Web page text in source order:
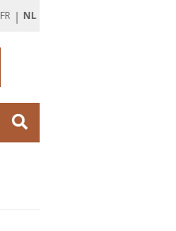
FR | NL